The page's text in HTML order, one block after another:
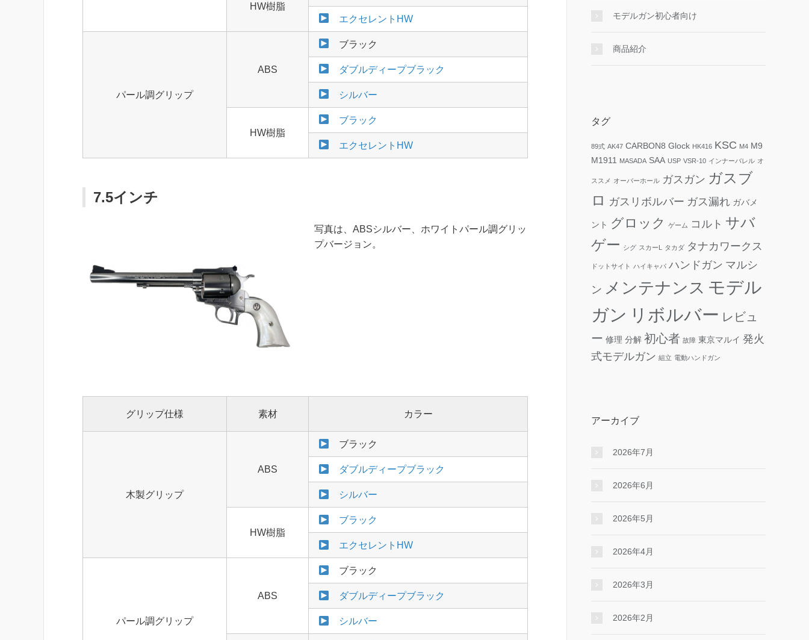
HW樹脂
エクセレントHW
パール調グリップ
ABS
ブラック
ダブルディープブラック
シルバー
HW樹脂
ブラック
エクセレントHW
7.5インチ
写真は、ABSシルバー、ホワイトパール調グリッ
プバージョン。
グリップ仕様 素材 カラー
木製グリップ
ABS
ブラック
ダブルディープブラック
シルバー
HW樹脂
ブラック
エクセレントHW
パール調グリップ
ABS
ブラック
ダブルディープブラック
シルバー
モデルガン初心者向け
商品紹介
タグ
89式 AK47 CARBON8 Glock HK416 KSC M4 M9
M1911
MASADA SAA USP VSR-10 インナーバレル オ
ススメ オーバーホール ガスガン ガスブ
ロ ガスリボルバー ガス漏れ ガバメ
ント グロック ゲーム コルト サバ
ゲー シグ スカーL タカダ タナカワークス
ドットサイト ハイキャパ ハンドガン マルシ
ン メンテナンス モデル
ガン リボルバー レビュ
ー 修理 分解 初心者 故障 東京マルイ 発火
式モデルガン 組立 電動ハンドガン
アーカイブ
2026年7月
2026年6月
2026年5月
2026年4月
2026年3月
2026年2月